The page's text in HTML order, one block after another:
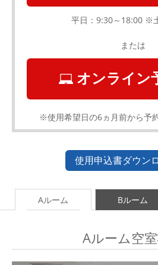
平日：9:30～18:00 ※
または
オンライン
※使用希望日の6ヵ月前から予
使用申込書ダウン
Aルーム Bルーム
Aルーム空